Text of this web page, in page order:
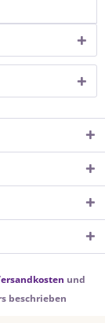
und
beschrieben